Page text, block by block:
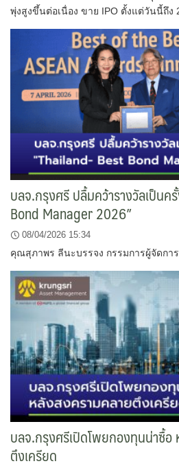
พุ่งสูงขึ้นต่อเนื่อง ขาย IPO ตั้งแต่วันนี้ถึง
บลจ.กรุงศรี ปลื้มคว้ารางวัลเป็น
Bond Manager 2026”
08/04/2026 15:34
คุณสุภาพร ลีนะบรรจง กรรมการผู้จัดก
บลจ.กรุงศรีเปิดโพยกองทุนน่าซื้อ
ตึงเครียด